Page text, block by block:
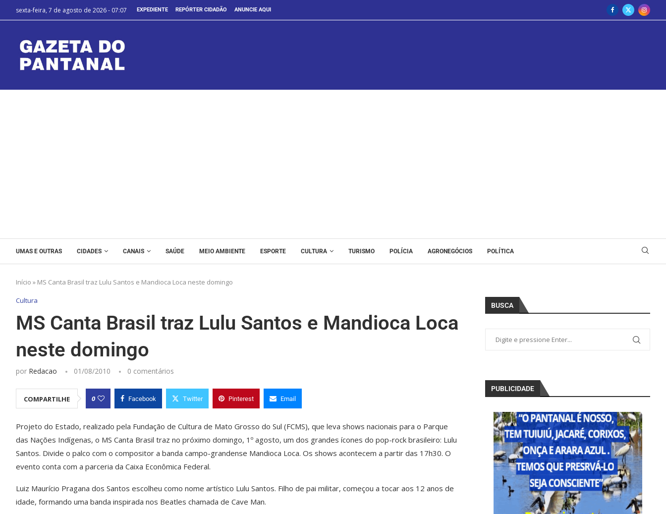
sexta-feira, 7 de agosto de 2026 - 07:07 EXPEDIENTE REPÓRTER CIDADÃO ANUNCIE AQUI
UMAS E OUTRAS CIDADES CANAIS SAÚDE MEIO AMBIENTE ESPORTE CULTURA TURISMO POLÍCIA AGRONEGÓCIOS POLÍTICA
Início » MS Canta Brasil traz Lulu Santos e Mandioca Loca neste domingo
Cultura
MS Canta Brasil traz Lulu Santos e Mandioca Loca
neste domingo
por Redacao 01/08/2010 0 comentários
COMPARTILHE 0 Facebook Twitter Pinterest Email
Projeto do Estado, realizado pela Fundação de Cultura de Mato Grosso do Sul (FCMS), que leva shows nacionais para o Parque
das Nações Indígenas, o MS Canta Brasil traz no próximo domingo, 1º agosto, um dos grandes ícones do pop-rock brasileiro: Lulu
Santos. Divide o palco com o compositor a banda campo-grandense Mandioca Loca. Os shows acontecem a partir das 17h30. O
evento conta com a parceria da Caixa Econômica Federal.
Luiz Maurício Pragana dos Santos escolheu como nome artístico Lulu Santos. Filho de pai militar, começou a tocar aos 12 anos de
idade, formando uma banda inspirada nos Beatles chamada de Cave Man.
BUSCA
PUBLICIDADE